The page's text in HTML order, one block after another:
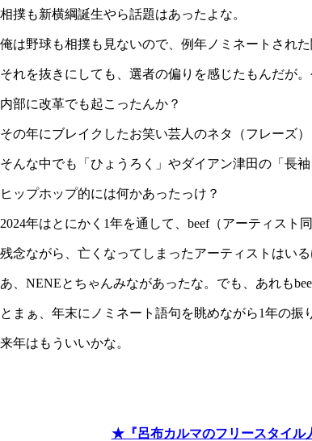
相撲も新横綱誕生やら話題はあったよな。
俺は野球も相撲も見ないので、例年ノミネートされ
それを抜きにしても、選者の偏りを感じたもんだが。
内部に改革でも起こったんか？
その年にブレイクしたお笑い芸人のネタ（フレーズ
そんな中でも「ひょうろく」やダイアン津田の「長
ヒップホップ的には何かあったっけ？
2024年はとにかく1年を通して、beef（アーティスト
残念ながら、亡くなってしまったアーティストはいる
あ、NENEとちゃんみながあったな。でも、あれも
とまぁ、年末にノミネート語句を眺めながら1年の
来年はもういいかな。
★『呂布カルマのフリースタイル